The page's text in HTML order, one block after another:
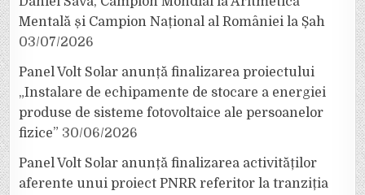
Mentală și Campion Național al României la Șah
03/07/2026
Panel Volt Solar anunță finalizarea proiectului
„Instalare de echipamente de stocare a energiei
produse de sisteme fotovoltaice ale persoanelor
fizice” 30/06/2026
Panel Volt Solar anunță finalizarea activităților
aferente unui proiect PNRR referitor la tranziția